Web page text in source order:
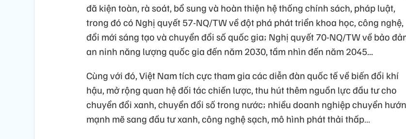
đã kiện toàn, rà soát, bổ sung và hoàn thiện hệ thống chính sách, pháp luật,
trong đó có Nghị quyết 57-NQ/TW về đột phá phát triển khoa học, công nghệ,
đổi mới sáng tạo và chuyển đổi số quốc gia; Nghị quyết 70-NQ/TW về bảo
an ninh năng lượng quốc gia đến năm 2030, tầm nhìn đến năm 2045...
Cùng với đó, Việt Nam tích cực tham gia các diễn đàn quốc tế về biến đổi khí
hậu, mở rộng quan hệ đối tác chiến lược, thu hút thêm nguồn lực đầu tư cho
chuyển đổi xanh, chuyển đổi số trong nước; nhiều doanh nghiệp chuyển
mạnh mẽ sang đầu tư xanh, công nghệ sạch, mô hình phát thải thấp…